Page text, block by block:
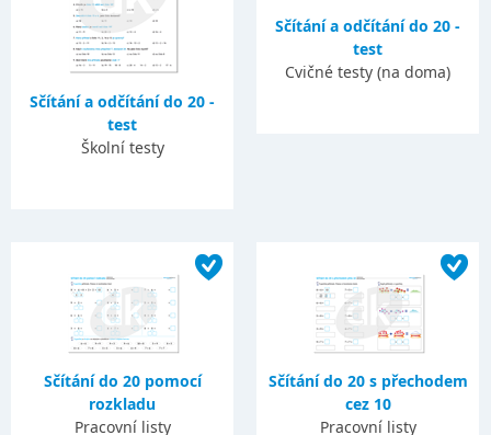
Sčítání a odčítání do 20 -
test
Školní testy
Sčítání a odčítání do 20 -
test
Cvičné testy (na doma)
Sčítání do 20 pomocí
rozkladu
Pracovní listy
Sčítání do 20 s přechodem
cez 10
Pracovní listy